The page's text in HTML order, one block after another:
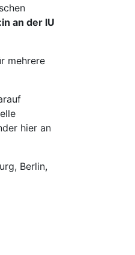
an der IU
mehrere
hier an
Berlin,